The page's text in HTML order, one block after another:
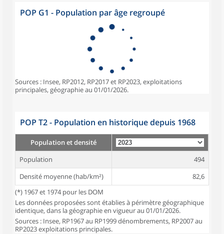
POP G1 - Population par âge regroupé
Sources : Insee, RP2012, RP2017 et RP2023, exploitations
principales, géographie au 01/01/2026.
POP T2 - Population en historique depuis 1968
Population et densité
Population
494
Densité moyenne (hab/km²)
82,6
(*) 1967 et 1974 pour les DOM
Les données proposées sont établies à périmètre géographique
identique, dans la géographie en vigueur au 01/01/2026.
Sources : Insee, RP1967 au RP1999 dénombrements, RP2007 au
RP2023 exploitations principales.